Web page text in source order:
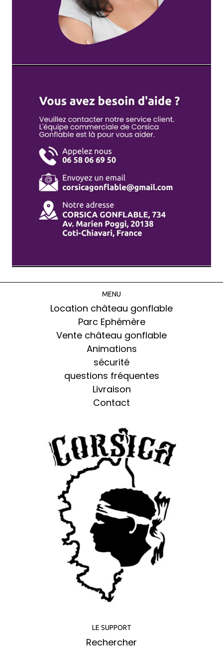
MENU
Location château gonflable
Parc Ephémère
Vente château gonflable
Animations
sécurité
questions fréquentes
Livraison
Contact
LE SUPPORT
Rechercher